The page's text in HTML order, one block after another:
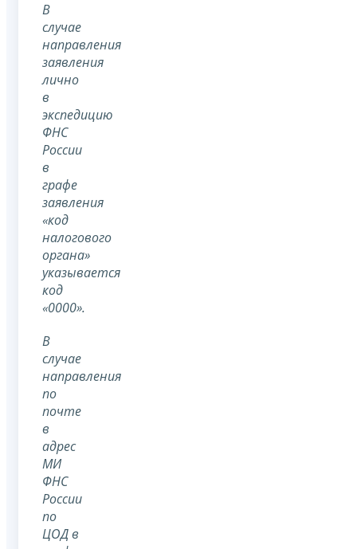
В
случае
направления
заявления
лично
в
экспедицию
ФНС
России
в
графе
заявления
«код
налогового
органа»
указывается
код
«0000».
В
случае
направления
по
почте
в
адрес
МИ
ФНС
России
по
ЦОД в